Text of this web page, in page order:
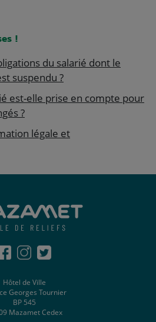
!
du salarié dont le
suspendu ?
est-elle prise en compte pour
?
légale et
Hôtel de Ville
Georges Tournier
BP 545
Mazamet Cedex